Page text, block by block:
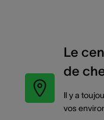
Le
de
Il y a
vos